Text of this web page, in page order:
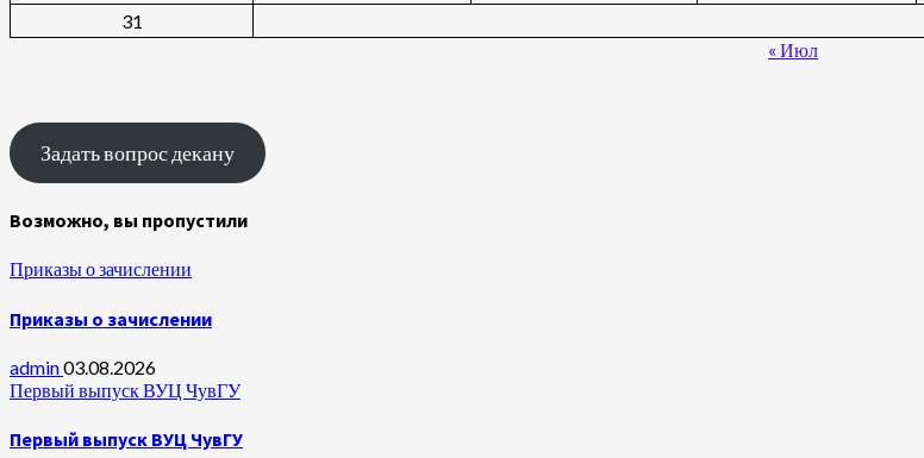
31
« Июл
Задать вопрос декану
Возможно, вы пропустили
Приказы о зачислении
Приказы о зачислении
admin03.08.2026
Первый выпуск ВУЦ ЧувГУ
Первый выпуск ВУЦ ЧувГУ